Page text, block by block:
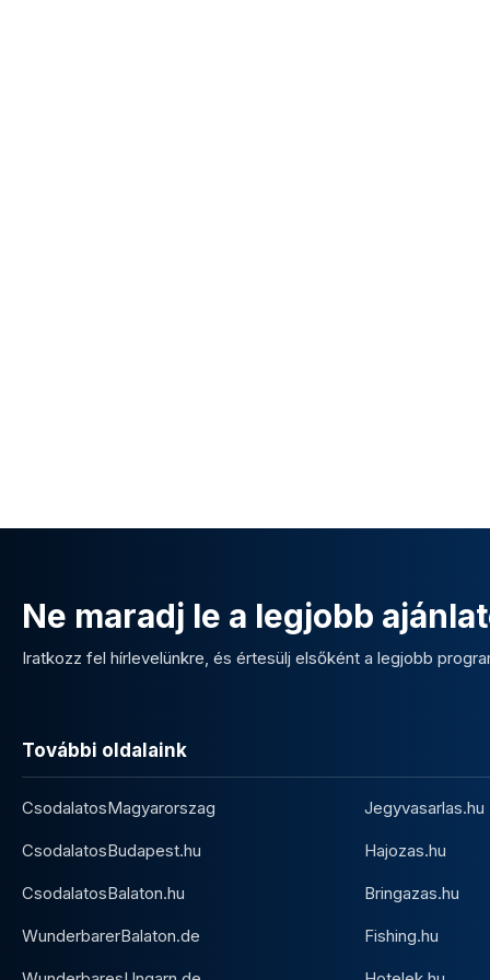
Ne maradj le a legjobb
Iratkozz fel hírlevelünkre, és értesülj elsőként a legjobb
További oldalaink
CsodalatosMagyarorszag
CsodalatosBudapest.hu
CsodalatosBalaton.hu
WunderbarerBalaton.de
Jegyvasarlas.hu
Hajozas.hu
Bringazas.hu
Fishing.hu